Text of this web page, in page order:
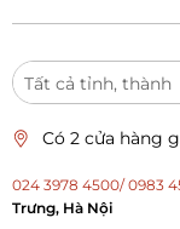
Tất cả tỉnh, thành
Có 2 cửa hàng
024 3978 4500/ 0983
Trưng, Hà Nội